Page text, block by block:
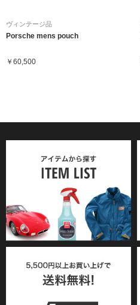
ヴィンテージ品
Porsche mens pouch
￥60,500